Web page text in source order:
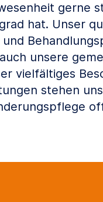
gerne
hat. Unser
unsere
vielfältiges
stehen